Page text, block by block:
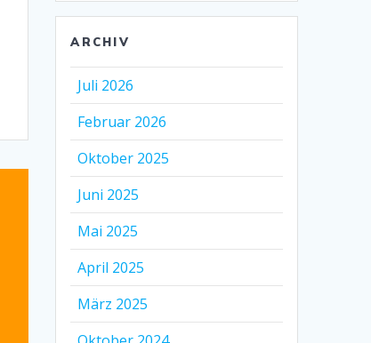
ARCHIV
Juli 2026
Februar 2026
Oktober 2025
Juni 2025
Mai 2025
April 2025
März 2025